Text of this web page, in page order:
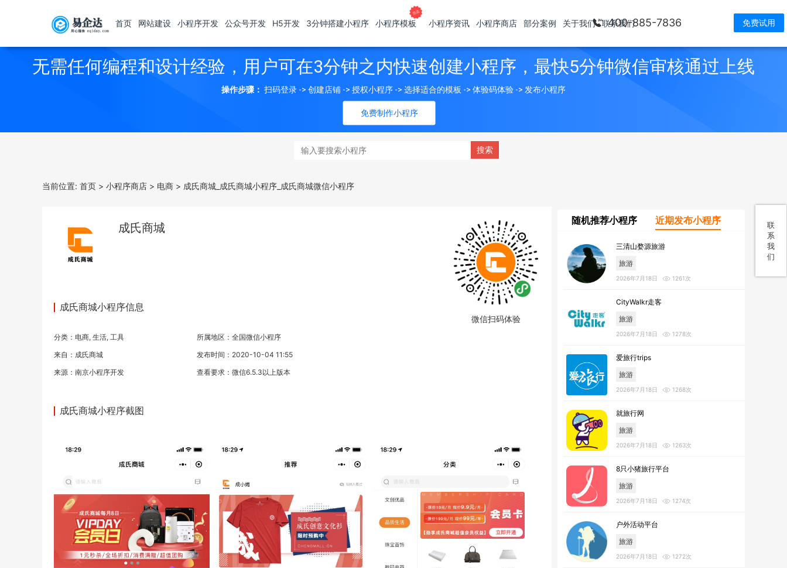
400-885-7836 免费试用
首页 网站建设 小程序开发 公众号开发 H5开发 3分钟搭建小程序 小程序模板 小程序资讯 小程序商店 部分案例 关于我们 联系我们
联
系
我
们
无需任何编程和设计经验，用户可在3分钟之内快速创建小程序，最快5分钟微信审核通过上线
免费制作小程序
操作步骤： 扫码登录 -> 创建店铺 -> 授权小程序 -> 选择适合的模板 -> 体验码体验 -> 发布小程序
当前位置: 首页 > 小程序商店 > 电商 > 成氏商城_成氏商城小程序_成氏商城微信小程序
成氏商城
成氏商城小程序信息
分类： 电商, 生活, 工具
所属地区：全国微信小程序
来自：成氏商城
发布时间：2020-10-04 11:55
来源： 南京小程序开发 查看要求：微信6.5.3以上版本
微信扫码体验
成氏商城小程序截图
随机推荐小程序 近期发布小程序
三清山婺源旅游
旅游
2026年7月18日 1261次
CityWalkr走客
旅游
2026年7月18日 1278次
爱旅行trips
旅游
2026年7月18日 1268次
就旅行网
旅游
2026年7月18日 1263次
8只小猪旅行平台
旅游
2026年7月18日 1274次
户外活动平台
旅游
2026年7月18日 1272次